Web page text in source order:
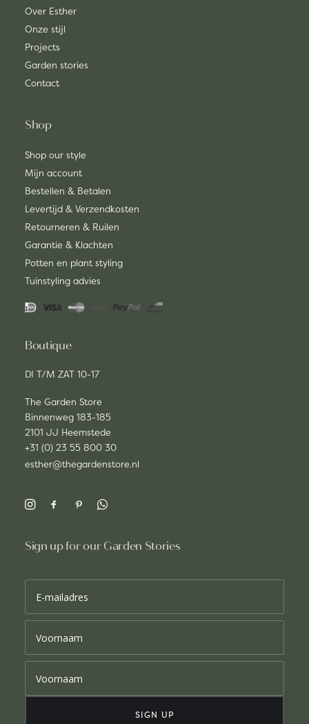
Over Esther
Onze stijl
Projects
Garden stories
Contact
Shop
Shop our style
Mijn account
Bestellen & Betalen
Levertijd & Verzendkosten
Retourneren & Ruilen
Garantie & Klachten
Potten en plant styling
Tuinstyling advies
Boutique
DI T/M ZAT 10-17
The Garden Store
Binnenweg 183-185
2101 JJ Heemstede
+31 (0) 23 55 800 30
esther@thegardenstore.nl
Sign up for our Garden Stories